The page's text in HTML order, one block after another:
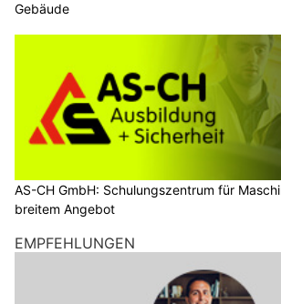
Gebäude
AS-CH GmbH: Schulungszentrum für
breitem Angebot
EMPFEHLUNGEN